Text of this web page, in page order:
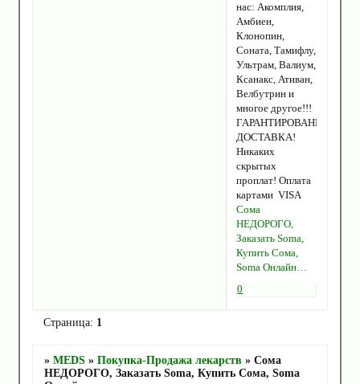
нас: Акомплия,
Амбиен,
Клонопин,
Соната, Тамифлу,
Ультрам, Валиум,
Ксанакс, Ативан,
Велбутрин и
многое другое!!!
ГАРАНТИРОВАННАЯ
ДОСТАВКА!
Никаких
скрытых
проплат! Оплата
картами VISA
Сома
НЕДОРОГО,
Заказать Soma,
Купить Сома,
Soma Онлайн…
0
Страница: 1
»MEDS »Покупка-Продажа лекарств »Сома
НЕДОРОГО, Заказать Soma, Купить Сома, Soma